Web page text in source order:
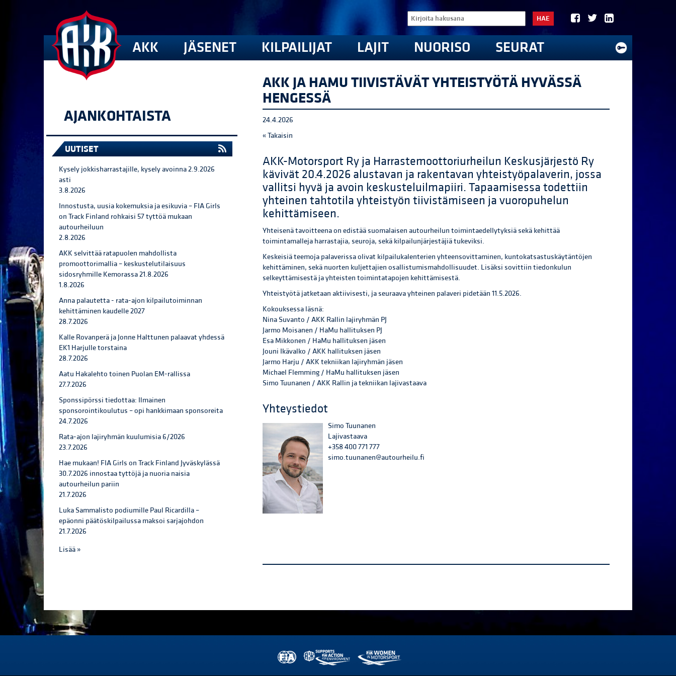
HAE
AKK JÄSENET KILPAILIJAT LAJIT NUORISO SEURAT
AJANKOHTAISTA
UUTISET
Kysely jokkisharrastajille, kysely avoinna 2.9.2026
asti
3.8.2026
Innostusta, uusia kokemuksia ja esikuvia – FIA Girls
on Track Finland rohkaisi 57 tyttöä mukaan
autourheiluun
2.8.2026
AKK selvittää ratapuolen mahdollista
promoottorimallia – keskustelutilaisuus
sidosryhmille Kemorassa 21.8.2026
1.8.2026
Anna palautetta - rata-ajon kilpailutoiminnan
kehittäminen kaudelle 2027
28.7.2026
Kalle Rovanperä ja Jonne Halttunen palaavat yhdessä
EK1 Harjulle torstaina
28.7.2026
Aatu Hakalehto toinen Puolan EM-rallissa
27.7.2026
Sponssipörssi tiedottaa: Ilmainen
sponsorointikoulutus – opi hankkimaan sponsoreita
24.7.2026
Rata-ajon lajiryhmän kuulumisia 6/2026
23.7.2026
Hae mukaan! FIA Girls on Track Finland Jyväskylässä
30.7.2026 innostaa tyttöjä ja nuoria naisia
autourheilun pariin
21.7.2026
Luka Sammalisto podiumille Paul Ricardilla –
epäonni päätöskilpailussa maksoi sarjajohdon
21.7.2026
Lisää »
AKK JA HAMU TIIVISTÄVÄT YHTEISTYÖTÄ HYVÄSSÄ
HENGESSÄ
24.4.2026
« Takaisin
AKK-Motorsport Ry ja Harrastemoottoriurheilun Keskusjärjestö Ry
kävivät 20.4.2026 alustavan ja rakentavan yhteistyöpalaverin, jossa
vallitsi hyvä ja avoin keskusteluilmapiiri. Tapaamisessa todettiin
yhteinen tahtotila yhteistyön tiivistämiseen ja vuoropuhelun
kehittämiseen.
Yhteisenä tavoitteena on edistää suomalaisen autourheilun toimintaedellytyksiä sekä kehittää
toimintamalleja harrastajia, seuroja, sekä kilpailunjärjestäjiä tukeviksi.
Keskeisiä teemoja palaverissa olivat kilpailukalenterien yhteensovittaminen, kuntokatsastuskäytäntöjen
kehittäminen, sekä nuorten kuljettajien osallistumismahdollisuudet. Lisäksi sovittiin tiedonkulun
selkeyttämisestä ja yhteisten toimintatapojen kehittämisestä.
Yhteistyötä jatketaan aktiivisesti, ja seuraava yhteinen palaveri pidetään 11.5.2026.
Kokouksessa läsnä:
Nina Suvanto / AKK Rallin lajiryhmän PJ
Jarmo Moisanen / HaMu hallituksen PJ
Esa Mikkonen / HaMu hallituksen jäsen
Jouni Ikävalko / AKK hallituksen jäsen
Jarmo Harju / AKK tekniikan lajiryhmän jäsen
Michael Flemming / HaMu hallituksen jäsen
Simo Tuunanen / AKK Rallin ja tekniikan lajivastaava
Yhteystiedot
Simo Tuunanen
Lajivastaava
+358 400 771 777
simo.tuunanen@autourheilu.fi